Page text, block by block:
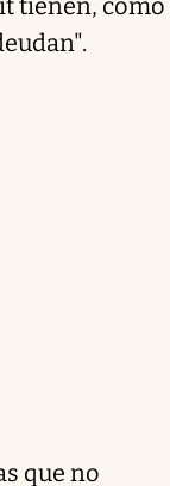
tienen, como
que no